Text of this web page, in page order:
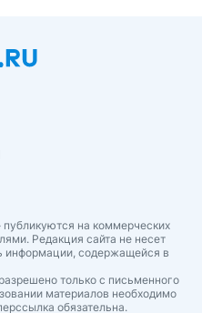
на коммерческих
Редакция сайта не несет
информации, содержащейся в
только с письменного
материалов необходимо
обязательна.